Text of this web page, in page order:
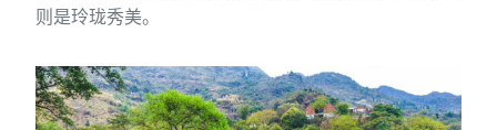
则是玲珑秀美。